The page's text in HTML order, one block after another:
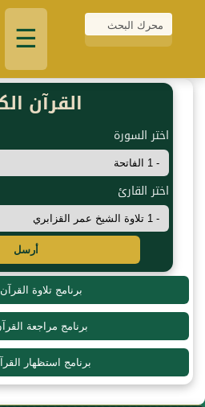
☰
القرآن
اختر السورة
اختر القارئ
أرسل
برنامج تلاوة
برنامج مراجعة
برنامج استظهار